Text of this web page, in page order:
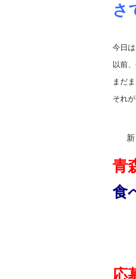
さ
今日
以前
まだ
それ
青
食
応